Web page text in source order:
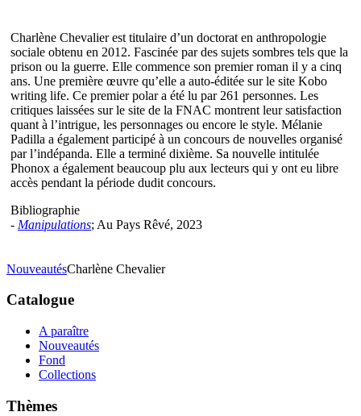
Charlène Chevalier est titulaire d’un doctorat en anthropologie
sociale obtenu en 2012. Fascinée par des sujets sombres tels que la
prison ou la guerre. Elle commence son premier roman il y a cinq
ans. Une première œuvre qu’elle a auto-éditée sur le site Kobo
writing life. Ce premier polar a été lu par 261 personnes. Les
critiques laissées sur le site de la FNAC montrent leur satisfaction
quant à l’intrigue, les personnages ou encore le style. Mélanie
Padilla a également participé à un concours de nouvelles organisé
par l’indépanda. Elle a terminé dixième. Sa nouvelle intitulée
Phonox a également beaucoup plu aux lecteurs qui y ont eu libre
accès pendant la période dudit concours.
Bibliographie
- Manipulations; Au Pays Rêvé, 2023
NouveautésCharlène Chevalier
Catalogue
A paraître
Nouveautés
Fond
Collections
Thèmes